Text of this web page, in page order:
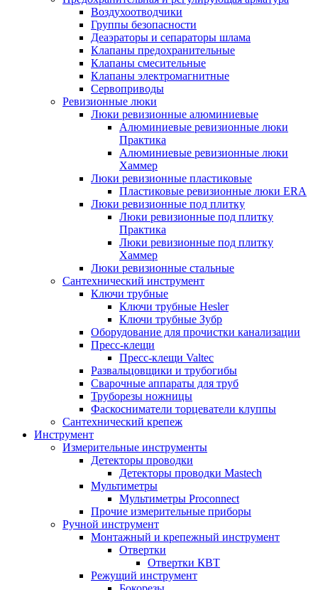
Воздухоотводчики
Группы безопасности
Деаэраторы и сепараторы шлама
Клапаны предохранительные
Клапаны смесительные
Клапаны электромагнитные
Сервоприводы
Ревизионные люки
Люки ревизионные алюминиевые
Алюминиевые ревизионные люки
Практика
Алюминиевые ревизионные люки
Хаммер
Люки ревизионные пластиковые
Пластиковые ревизионные люки ERA
Люки ревизионные под плитку
Люки ревизионные под плитку
Практика
Люки ревизионные под плитку
Хаммер
Люки ревизионные стальные
Сантехнический инструмент
Ключи трубные
Ключи трубные Hesler
Ключи трубные Зубр
Оборудование для прочистки канализации
Пресс-клещи
Пресс-клещи Valtec
Развальцовщики и трубогибы
Сварочные аппараты для труб
Труборезы ножницы
Фаскосниматели торцеватели клуппы
Сантехнический крепеж
Инструмент
Измерительные инструменты
Детекторы проводки
Детекторы проводки Mastech
Мультиметры
Мультиметры Proconnect
Прочие измерительные приборы
Ручной инструмент
Монтажный и крепежный инструмент
Отвертки
Отвертки КВТ
Режущий инструмент